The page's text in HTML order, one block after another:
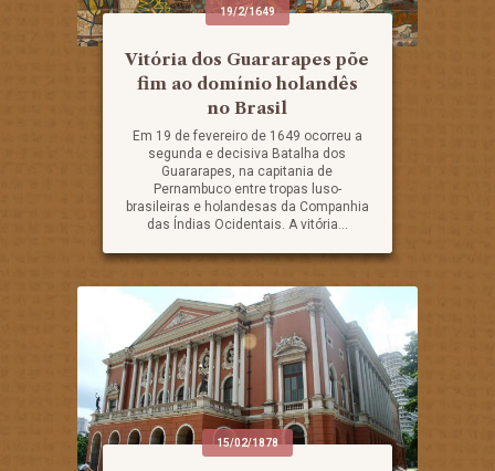
19/2/1649
Vitória dos Guararapes põe
fim ao domínio holandês
no Brasil
Em 19 de fevereiro de 1649 ocorreu a
segunda e decisiva Batalha dos
Guararapes, na capitania de
Pernambuco entre tropas luso-
brasileiras e holandesas da Companhia
das Índias Ocidentais. A vitória...
15/02/1878